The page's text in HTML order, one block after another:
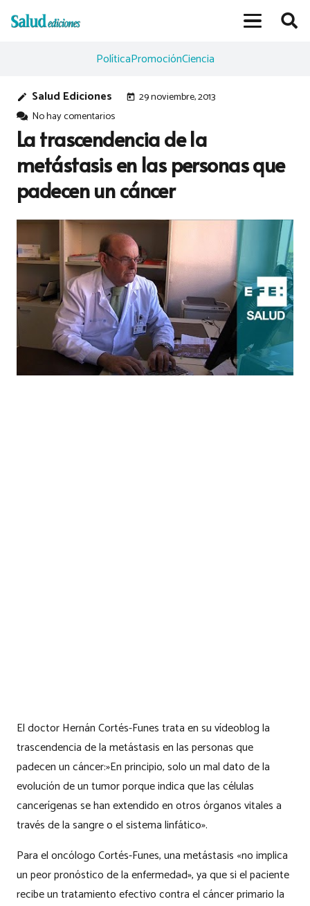
PolíticaPromociónCiencia
edit Salud Ediciones today 29 noviembre, 2013
No hay comentarios
La trascendencia de la
metástasis en las personas que
padecen un cáncer
El doctor Hernán Cortés-Funes trata en su vídeoblog la
trascendencia de la metástasis en las personas que
padecen un cáncer:»En principio, solo un mal dato de la
evolución de un tumor porque indica que las células
cancerígenas se han extendido en otros órganos vitales a
través de la sangre o el sistema linfático».
Para el oncólogo Cortés-Funes, una metástasis «no implica
un peor pronóstico de la enfermedad», ya que si el paciente
recibe un tratamiento efectivo contra el cáncer primario la